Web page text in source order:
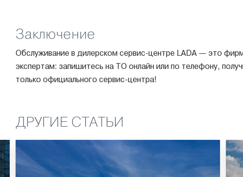
Заключение
Обслуживание в дилерском сервис-центре LADA — это
экспертам: запишитесь на ТО онлайн или по телефону,
только официального сервис-центра!
Карусель
ДРУГИЕ СТАТЬИ